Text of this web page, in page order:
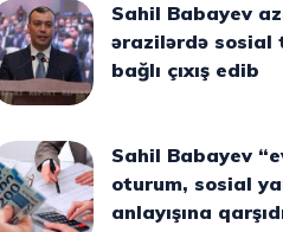
Sahil Babayev azad edilən
ərazilərdə sosial
bağlı çıxış edib
Sahil Babayev “evdə
oturum, sosial
anlayışına